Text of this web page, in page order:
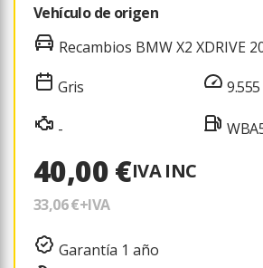
Vehículo de origen
Recambios BMW X2 XDRIVE
Gris
-
9.555
40,00 €IVA INC
33,06 €+IVA
Garantía 1 año